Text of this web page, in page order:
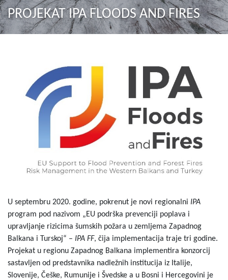
PROJEKAT IPA FLOODS AND FIRES
U septembru 2020. godine, pokrenut je novi regionalni IPA
program pod nazivom „EU podrška prevenciji poplava i
upravljanje rizicima šumskih požara u zemljema Zapadnog
Balkana i Turskoj“ – IPA FF, čija implementacija traje tri godine.
Projekat u regionu Zapadnog Balkana implementira konzorcij
sastavljen od predstavnika nadležnih institucija iz Italije,
Slovenije, Češke, Rumunije i Švedske a u Bosni i Hercegovini je